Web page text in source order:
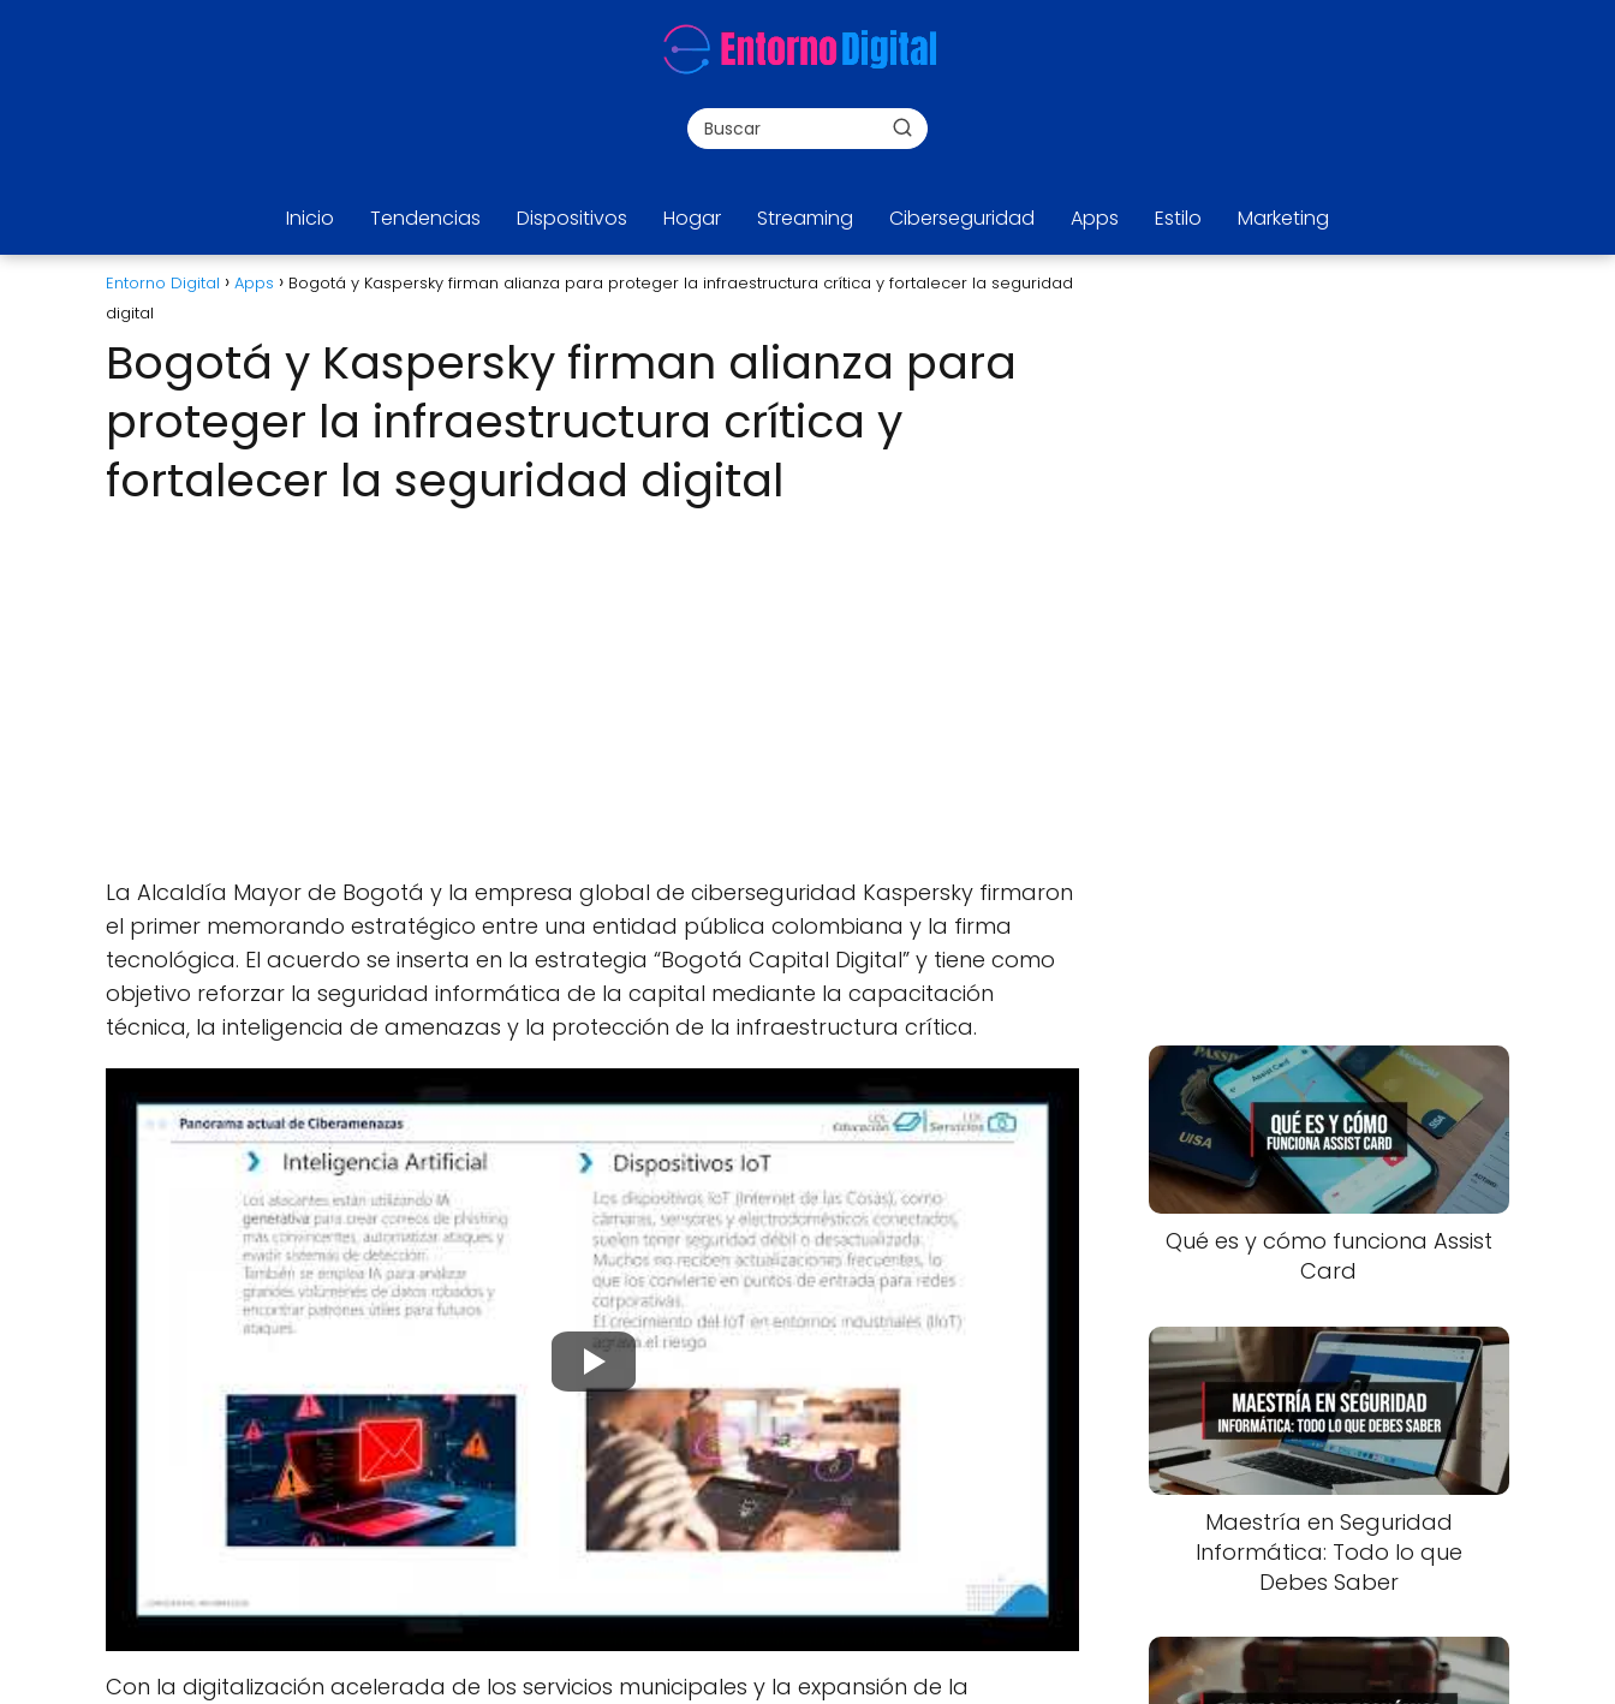
Inicio Tendencias Dispositivos Hogar Streaming Ciberseguridad Apps Estilo Marketing
Entorno Digital Apps
Bogotá y Kaspersky firman alianza para proteger la infraestructura crítica y fortalecer la seguridad
digital
Bogotá y Kaspersky firman alianza para
proteger la infraestructura crítica y
fortalecer la seguridad digital
La Alcaldía Mayor de Bogotá y la empresa global de ciberseguridad Kaspersky firmaron
el primer memorando estratégico entre una entidad pública colombiana y la firma
tecnológica. El acuerdo se inserta en la estrategia “Bogotá Capital Digital” y tiene como
objetivo reforzar la seguridad informática de la capital mediante la capacitación
técnica, la inteligencia de amenazas y la protección de la infraestructura crítica.
Con la digitalización acelerada de los servicios municipales y la expansión de la
Qué es y cómo funciona Assist
Card
Maestría en Seguridad
Informática: Todo lo que
Debes Saber